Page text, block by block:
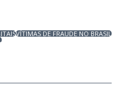
VÍTIMAS DE FRAUDE NO BRASIL